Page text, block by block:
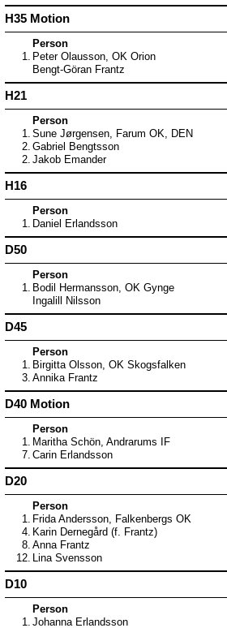
H35 Motion
Person
1. Peter Olausson, OK Orion
Bengt-Göran Frantz
H21
Person
1. Sune Jørgensen, Farum OK, DEN
2. Gabriel Bengtsson
2. Jakob Emander
H16
Person
1. Daniel Erlandsson
D50
Person
1. Bodil Hermansson, OK Gynge
Ingalill Nilsson
D45
Person
1. Birgitta Olsson, OK Skogsfalken
3. Annika Frantz
D40 Motion
Person
1. Maritha Schön, Andrarums IF
7. Carin Erlandsson
D20
Person
1. Frida Andersson, Falkenbergs OK
4. Karin Dernegård (f. Frantz)
8. Anna Frantz
12. Lina Svensson
D10
Person
1. Johanna Erlandsson